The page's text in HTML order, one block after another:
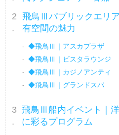
飛鳥Ⅲパブリックエリ
有空間の魅力
◆飛鳥Ⅲ｜アスカプラザ
◆飛鳥Ⅲ｜ビスタラウンジ
◆飛鳥Ⅲ｜カジノアンティ
◆飛鳥Ⅲ｜グランドスパ
飛鳥Ⅲ船内イベント｜
に彩るプログラム